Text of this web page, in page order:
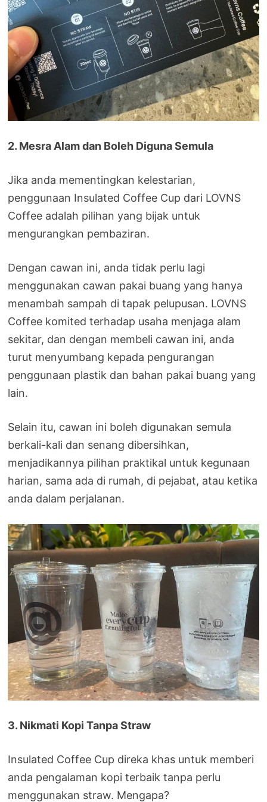
2. Mesra Alam dan Boleh Diguna Semula
Jika anda mementingkan kelestarian,
penggunaan Insulated Coffee Cup dari LOVNS
Coffee adalah pilihan yang bijak untuk
mengurangkan pembaziran.
Dengan cawan ini, anda tidak perlu lagi
menggunakan cawan pakai buang yang hanya
menambah sampah di tapak pelupusan. LOVNS
Coffee komited terhadap usaha menjaga alam
sekitar, dan dengan membeli cawan ini, anda
turut menyumbang kepada pengurangan
penggunaan plastik dan bahan pakai buang yang
lain.
Selain itu, cawan ini boleh digunakan semula
berkali-kali dan senang dibersihkan,
menjadikannya pilihan praktikal untuk kegunaan
harian, sama ada di rumah, di pejabat, atau ketika
anda dalam perjalanan.
3. Nikmati Kopi Tanpa Straw
Insulated Coffee Cup direka khas untuk memberi
anda pengalaman kopi terbaik tanpa perlu
menggunakan straw. Mengapa?